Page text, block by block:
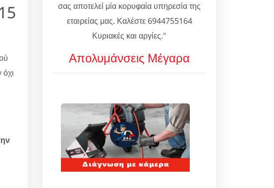
σας αποτελεί μία κορυφαία υπηρεσία της
εταιρείας μας. Καλέστε 6944755164
Κυριακές και αργίες."
Απολυμάνσεις Μέγαρα